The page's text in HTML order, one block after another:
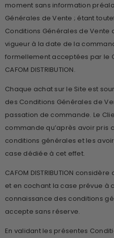
moment sans information
Générales de Vente ; étant
Conditions Générales de
vigueur à la date de la
formellement acceptées par le
CAFOM DISTRIBUTION.
Chaque achat sur le Site est
des Conditions Générales de
passation de commande. Le
commande qu’après avoir pris
conditions générales et les
case dédiée à cet effet.
CAFOM DISTRIBUTION
et en cochant la case prévue à
connaissance des conditions
accepte sans réserve.
En validant les présentes